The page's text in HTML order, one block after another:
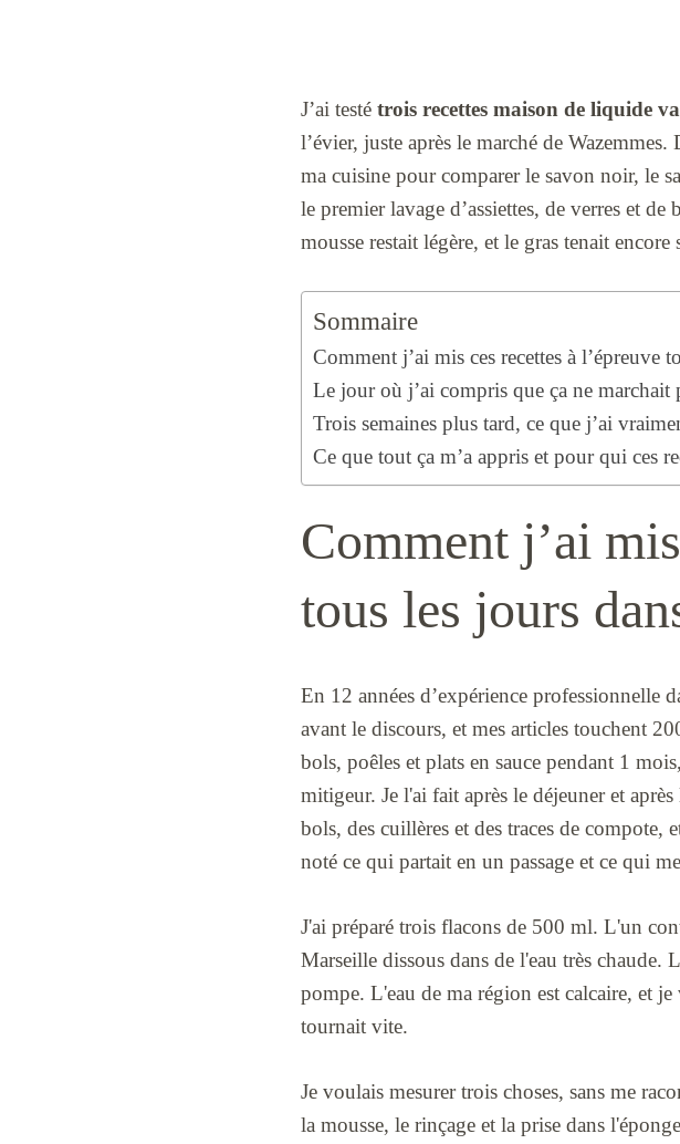
J’ai testé trois recettes maison de liquide
l’évier, juste après le marché de
ma cuisine pour comparer le savon noir, le
le premier lavage d’assiettes, de verres et
mousse restait légère, et le gras tenait encore
Sommaire
Comment j’ai mis ces recettes à l’épreuve
Le jour où j’ai compris que ça ne marchait
Trois semaines plus tard, ce que j’ai
Ce que tout ça m’a appris et pour qui ces
Comment j’ai
tous les jours
En 12 années d’expérience professionnelle
avant le discours, et mes articles touchent
bols, poêles et plats en sauce pendant 1
mitigeur. Je l'ai fait après le déjeuner et
bols, des cuillères et des traces de
noté ce qui partait en un passage et ce qui
J'ai préparé trois flacons de 500 ml. L'un
Marseille dissous dans de l'eau très
pompe. L'eau de ma région est calcaire, et
tournait vite.
Je voulais mesurer trois choses, sans me
la mousse, le rinçage et la prise dans